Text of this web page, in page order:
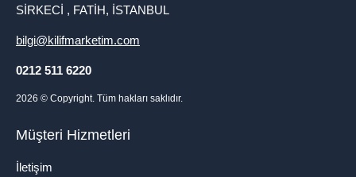
SİRKECİ , FATİH, İSTANBUL
bilgi@kilifmarketim.com
0212 511 6220
2026 © Copyright. Tüm hakları saklıdır.
Müşteri Hizmetleri
İletişim